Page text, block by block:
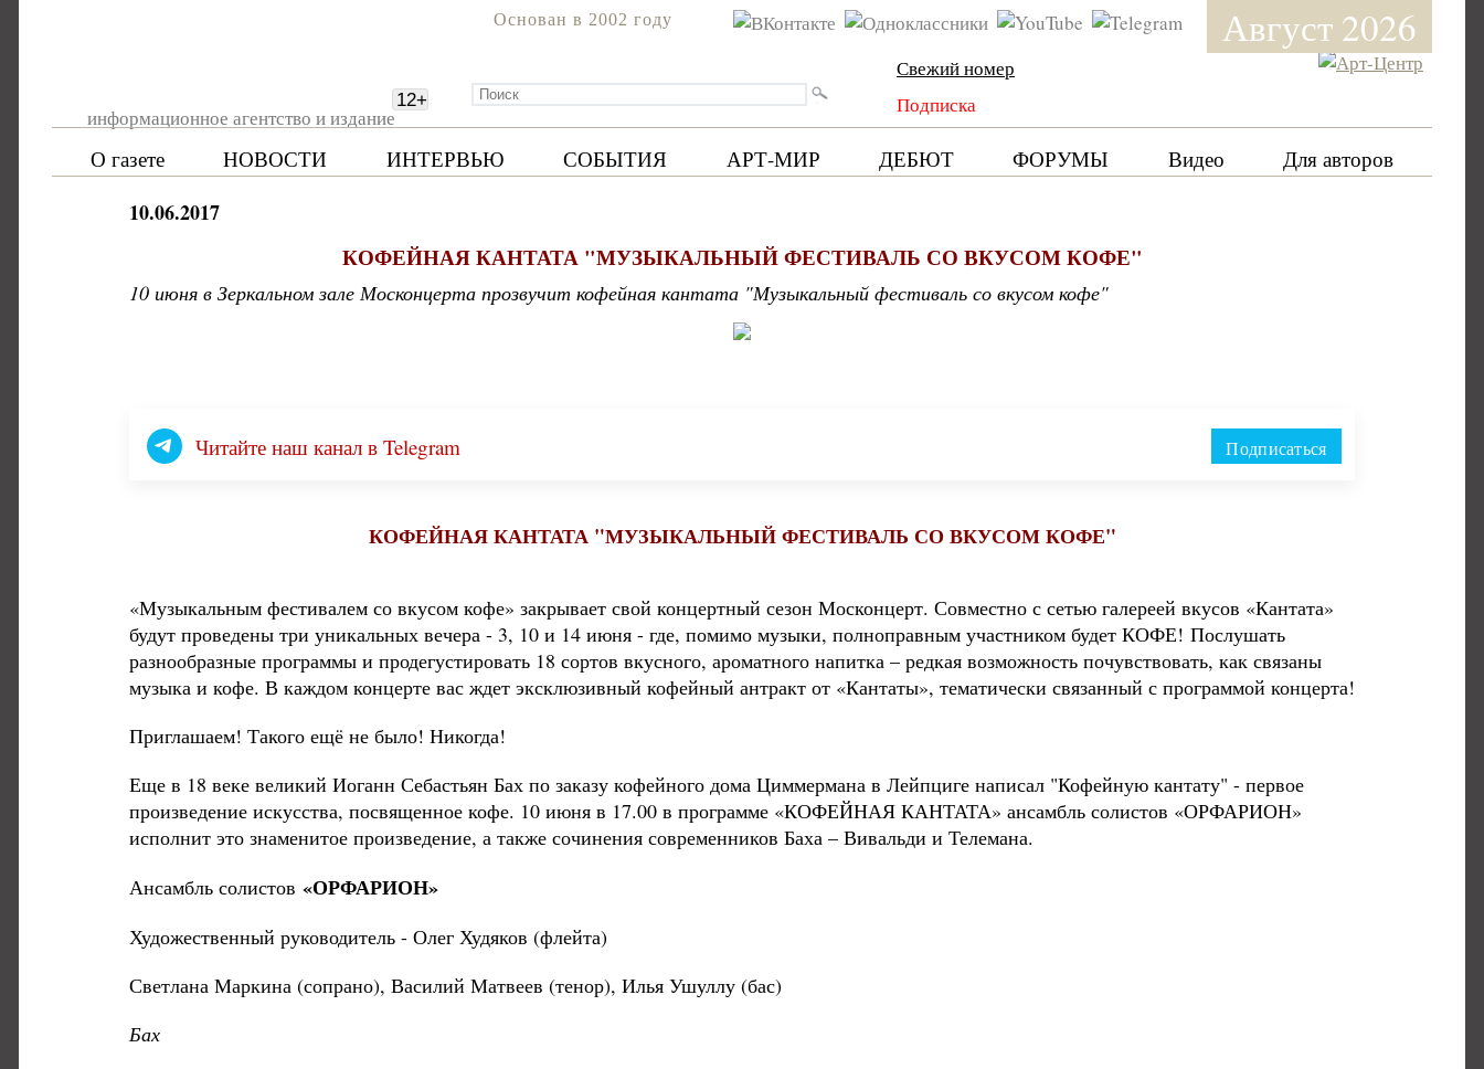
Август 2026
информационное агентство и издание
12+
Основан в 2002 году
Свежий номер
Подписка
О газете НОВОСТИ ИНТЕРВЬЮ СОБЫТИЯ АРТ-МИР ДЕБЮТ ФОРУМЫ Видео Для авторов
10.06.2017
КОФЕЙНАЯ КАНТАТА "МУЗЫКАЛЬНЫЙ ФЕСТИВАЛЬ СО ВКУСОМ КОФЕ"
10 июня в Зеркальном зале Москонцерта прозвучит кофейная кантата "Музыкальный фестиваль со вкусом кофе"
Читайте наш канал в Telegram Подписаться
КОФЕЙНАЯ КАНТАТА "МУЗЫКАЛЬНЫЙ ФЕСТИВАЛЬ СО ВКУСОМ КОФЕ"
«Музыкальным фестивалем со вкусом кофе» закрывает свой концертный сезон Москонцерт. Совместно с сетью галереей вкусов «Кантата»
будут проведены три уникальных вечера - 3, 10 и 14 июня - где, помимо музыки, полноправным участником будет КОФЕ! Послушать
разнообразные программы и продегустировать 18 сортов вкусного, ароматного напитка – редкая возможность почувствовать, как связаны
музыка и кофе. В каждом концерте вас ждет эксклюзивный кофейный антракт от «Кантаты», тематически связанный с программой концерта!
Приглашаем! Такого ещё не было! Никогда!
Еще в 18 веке великий Иоганн Себастьян Бах по заказу кофейного дома Циммермана в Лейпциге написал "Кофейную кантату" - первое
произведение искусства, посвященное кофе. 10 июня в 17.00 в программе «КОФЕЙНАЯ КАНТАТА» ансамбль солистов «ОРФАРИОН»
исполнит это знаменитое произведение, а также сочинения современников Баха – Вивальди и Телемана.
Ансамбль солистов «ОРФАРИОН»
Художественный руководитель - Олег Худяков (флейта)
Светлана Маркина (сопрано), Василий Матвеев (тенор), Илья Ушуллу (бас)
Бах